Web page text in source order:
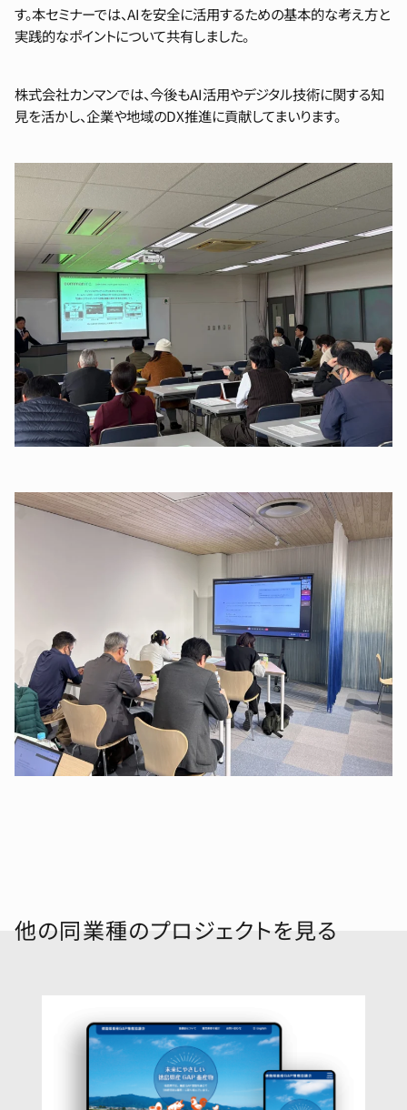
す。本セミナーでは、AIを安全に活用するための基本的な考え方と
実践的なポイントについて共有しました。
株式会社カンマンでは、今後もAI活用やデジタル技術に関する知
見を活かし、企業や地域のDX推進に貢献してまいります。
他の同業種のプロジェクトを見る